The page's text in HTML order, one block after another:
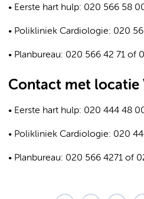
• Eerste hart hulp: 020 566 58
• Polikliniek Cardiologie: 020
• Planbureau: 020 566 42 71 of
Contact met locatie
• Eerste hart hulp: 020 444 48
• Polikliniek Cardiologie: 020
• Planbureau: 020 566 4271 of